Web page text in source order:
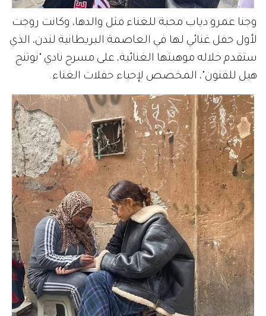
وجنا عمرو دياب محبة للغناء مثل والدها، وكانت روجت
لأول حفل غنائي لها في العاصمة البريطانية لندن، الذي
ستقدم خلاله موهبتها الغنائية، على مسرح نادي "نوتنج
هيل للفنون"، المخصص لإحياء حفلات الغناء.